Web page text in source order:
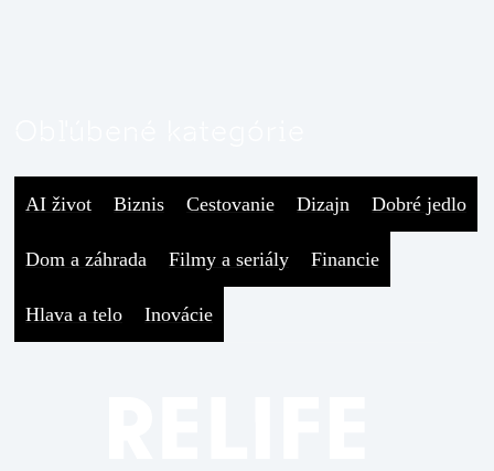
AI život Biznis Cestovanie Dizajn Dobré jedlo
Dom a záhrada Filmy a seriály Financie
Hlava a telo Inovácie